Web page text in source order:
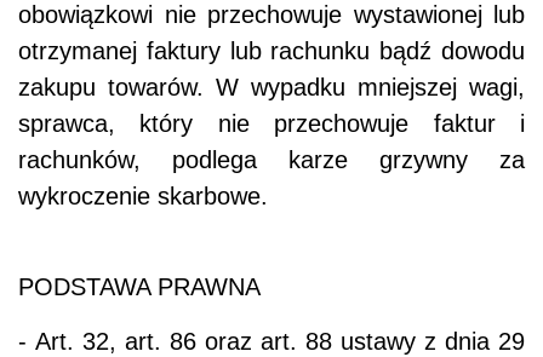
obowiązkowi nie przechowuje wystawionej lub
otrzymanej faktury lub rachunku bądź dowodu
zakupu towarów. W wypadku mniejszej wagi,
sprawca, który nie przechowuje faktur i
rachunków, podlega karze grzywny za
wykroczenie skarbowe.
PODSTAWA PRAWNA
- Art. 32, art. 86 oraz art. 88 ustawy z dnia 29